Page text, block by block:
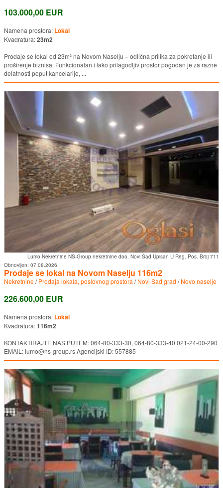
103.000,00 EUR
Namena prostora: Lokal
Kvadratura:23m2
Prodaje se lokal od 23m² na Novom Naselju – odlična prilika za pokretanje ili
proširenje biznisa. Funkcionalan i lako prilagodljiv prostor pogodan je za razne
delatnosti poput kancelarije, ...
Lumo Nekretnine NS-Group nekretnine doo. Novi Sad Upisan U Reg. Pos. Broj 711
Obnovljen: 07.08.2026.
Prodaje se lokal na Novom Naselju 116m2
Nekretnine/Prodaja lokala, poslovnog prostora /Novi Sad grad /Novo naselje
226.600,00 EUR
Namena prostora: Lokal
Kvadratura:116m2
KONTAKTIRAJTE NAS PUTEM: 064-80-333-30, 064-80-333-40 021-24-00-290
EMAIL: lumo@ns-group.rs Agencijski ID: 557885